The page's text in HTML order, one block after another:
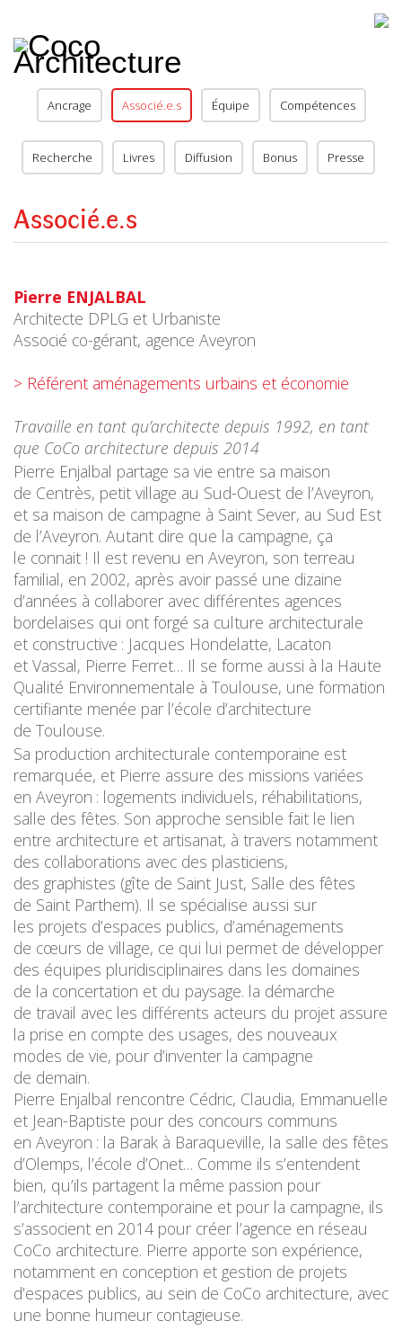
Architecture
architecture,
urbanisme,
etc.
Associé.e.s
Pierre ENJALBAL
Architecte DPLG et Urbaniste
Associé co-gérant, agence Aveyron
> Référent aménagements urbains et économie
Travaille en tant qu’architecte depuis 1992, en tant
que CoCo architecture depuis 2014
Pierre Enjalbal partage sa vie entre sa maison
de Centrès, petit village au Sud-Ouest de l’Aveyron,
et sa maison de campagne à Saint Sever, au Sud Est
de l’Aveyron. Autant dire que la campagne, ça
le connait ! Il est revenu en Aveyron, son terreau
familial, en 2002, après avoir passé une dizaine
d’années à collaborer avec différentes agences
bordelaises qui ont forgé sa culture architecturale
et constructive : Jacques Hondelatte, Lacaton
et Vassal, Pierre Ferret… Il se forme aussi à la Haute
Qualité Environnementale à Toulouse, une formation
certifiante menée par l’école d’architecture
de Toulouse.
Sa production architecturale contemporaine est
remarquée, et Pierre assure des missions variées
en Aveyron : logements individuels, réhabilitations,
salle des fêtes. Son approche sensible fait le lien
entre architecture et artisanat, à travers notamment
des collaborations avec des plasticiens,
des graphistes (gîte de Saint Just, Salle des fêtes
de Saint Parthem). Il se spécialise aussi sur
les projets d’espaces publics, d’aménagements
de cœurs de village, ce qui lui permet de développer
des équipes pluridisciplinaires dans les domaines
de la concertation et du paysage. la démarche
de travail avec les différents acteurs du projet assure
la prise en compte des usages, des nouveaux
modes de vie, pour d’inventer la campagne
de demain.
Pierre Enjalbal rencontre Cédric, Claudia, Emmanuelle
et Jean-Baptiste pour des concours communs
en Aveyron : la Barak à Baraqueville, la salle des fêtes
d’Olemps, l’école d’Onet… Comme ils s’entendent
bien, qu’ils partagent la même passion pour
l’architecture contemporaine et pour la campagne, ils
s’associent en 2014 pour créer l’agence en réseau
CoCo architecture. Pierre apporte son expérience,
notamment en conception et gestion de projets
d’espaces publics, au sein de CoCo architecture, avec
une bonne humeur contagieuse.
Ancrage Associé.e.s Équipe Compétences
Recherche Livres Diffusion Bonus Presse